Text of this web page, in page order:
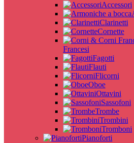
Accessori
Clarinetti
Cornette
Francesi
Fagotti
Flauti
Flicorni
Oboe
Ottavini
Sassofoni
Trombe
Trombini
Tromboni
Pianoforti